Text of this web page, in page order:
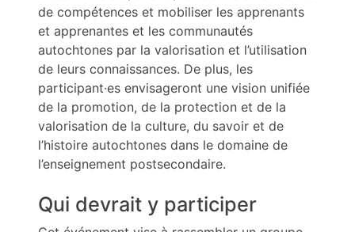
de compétences et mobiliser les apprenants
et apprenantes et les communautés
autochtones par la valorisation et l’utilisation
de leurs connaissances. De plus, les
participant·es envisageront une vision unifiée
de la promotion, de la protection et de la
valorisation de la culture, du savoir et de
l’histoire autochtones dans le domaine de
l’enseignement postsecondaire.
Qui devrait y participer